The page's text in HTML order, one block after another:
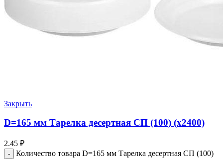
Закрыть
D=165 мм Тарелка десертная СП (100) (х2400)
2.45 ₽
Количество товара D=165 мм Тарелка десертная СП (100)